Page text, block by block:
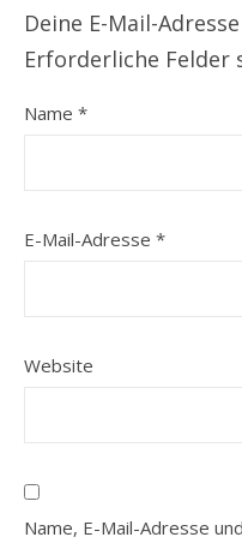
Deine E-Mail-
Erforderliche Felder
Name *
E-Mail-Adresse *
Website
Name, E-Mail-Adresse